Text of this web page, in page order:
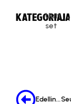
KATEGORIA:
Uuti
set
Edellinen